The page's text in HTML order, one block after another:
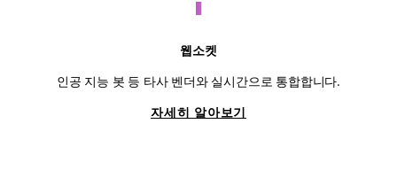
웹소켓
인공 지능 봇 등 타사 벤더와 실시간으로 통합합니다.
자세히 알아보기